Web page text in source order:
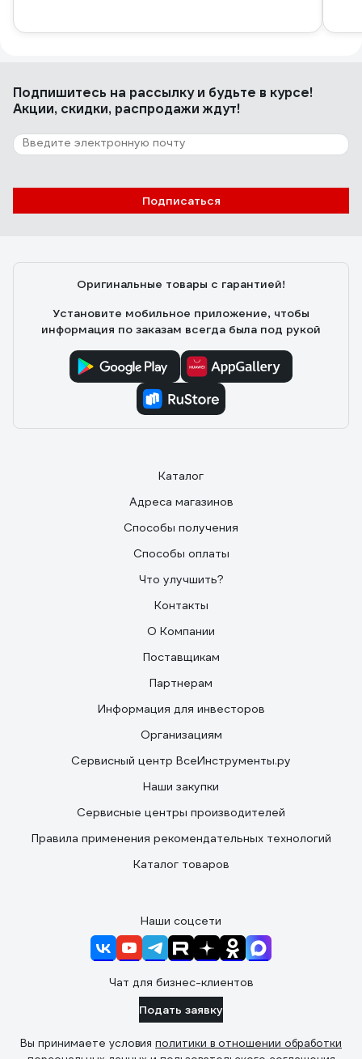
Подпишитесь на рассылкуи будьте в курсе!
Акции, скидки, распродажи ждут!
Подписаться
Оригинальные товары с гарантией!
Установите мобильное приложение, чтобы
информация по заказам всегда была под рукой
Каталог
Адреса магазинов
Способы получения
Способы оплаты
Что улучшить?
Контакты
О Компании
Поставщикам
Партнерам
Информация для инвесторов
Организациям
Сервисный центр ВсеИнструменты.ру
Наши закупки
Сервисные центры производителей
Правила применения рекомендательных технологий
Каталог товаров
Наши соцсети
Чат для бизнес-клиентов
Подать заявку
Вы принимаете условия политики в отношении обработки